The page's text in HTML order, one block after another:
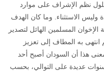
نظم الإشراف على موارد
وليس الاستثناء. وما كان الهدف
المسلمين الهائل لتصدير
به المطاف إلى تعزيز
هذا أن السودان أصبح أحد
عديدة على التوالي، بحسب